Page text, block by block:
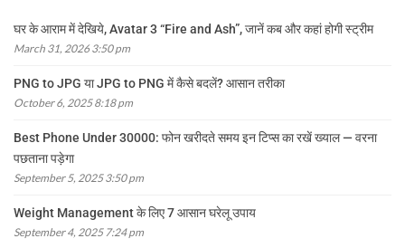
घर के आराम में देखिये, Avatar 3 “Fire and Ash”, जानें कब और कहां होगी स्ट्रीम
March 31, 2026 3:50 pm
PNG to JPG या JPG to PNG में कैसे बदलें? आसान तरीका
October 6, 2025 8:18 pm
Best Phone Under 30000: फोन खरीदते समय इन टिप्स का रखें ख्याल — वरना
पछताना पड़ेगा
September 5, 2025 3:50 pm
Weight Management के लिए 7 आसान घरेलू उपाय
September 4, 2025 7:24 pm